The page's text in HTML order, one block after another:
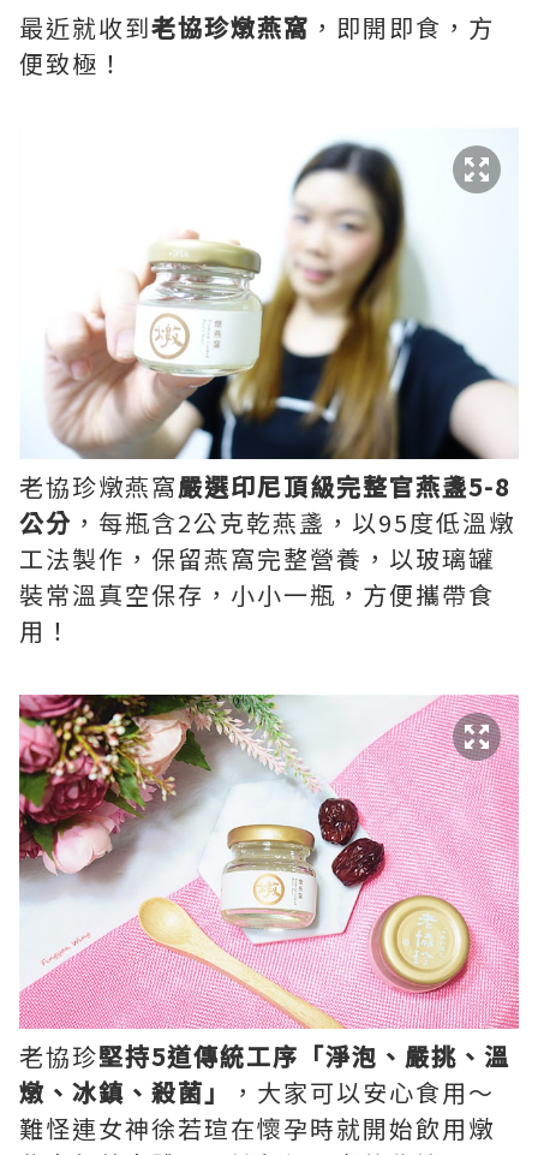
最近就收到老協珍燉燕窩 ，即開即食，方
便致極！
老協珍燉燕窩嚴選印尼頂級完整官燕盞5-8
公分 ，每瓶含2公克乾燕盞，以95度低溫燉
工法製作，保留燕窩完整營養，以玻璃罐
裝常溫真空保存，小小一瓶，方便攜帶食
用！
老協珍堅持5道傳統工序「淨泡、嚴挑、溫
燉、冰鎮、殺菌」
，大家可以安心食用～
難怪連女神徐若瑄在懷孕時就開始飲用燉